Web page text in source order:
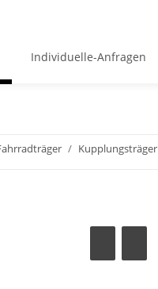
Individuelle-Anfragen
Kupplungsträger